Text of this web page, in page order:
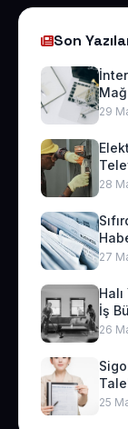
Son
29
28
27
İş
26
25